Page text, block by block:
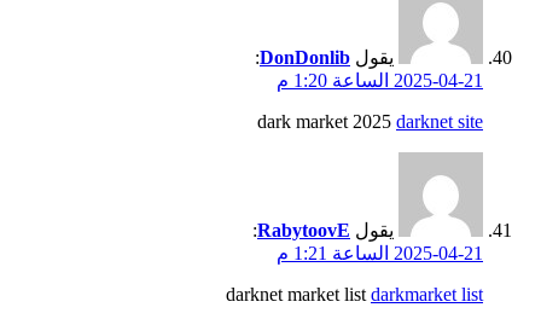
يقول DonDonlib
:
2025-04-21 الساعة 1:20 م
dark market 2025darknet site
يقول RabytoovE
:
2025-04-21 الساعة 1:21 م
darknet market listdarkmarket list